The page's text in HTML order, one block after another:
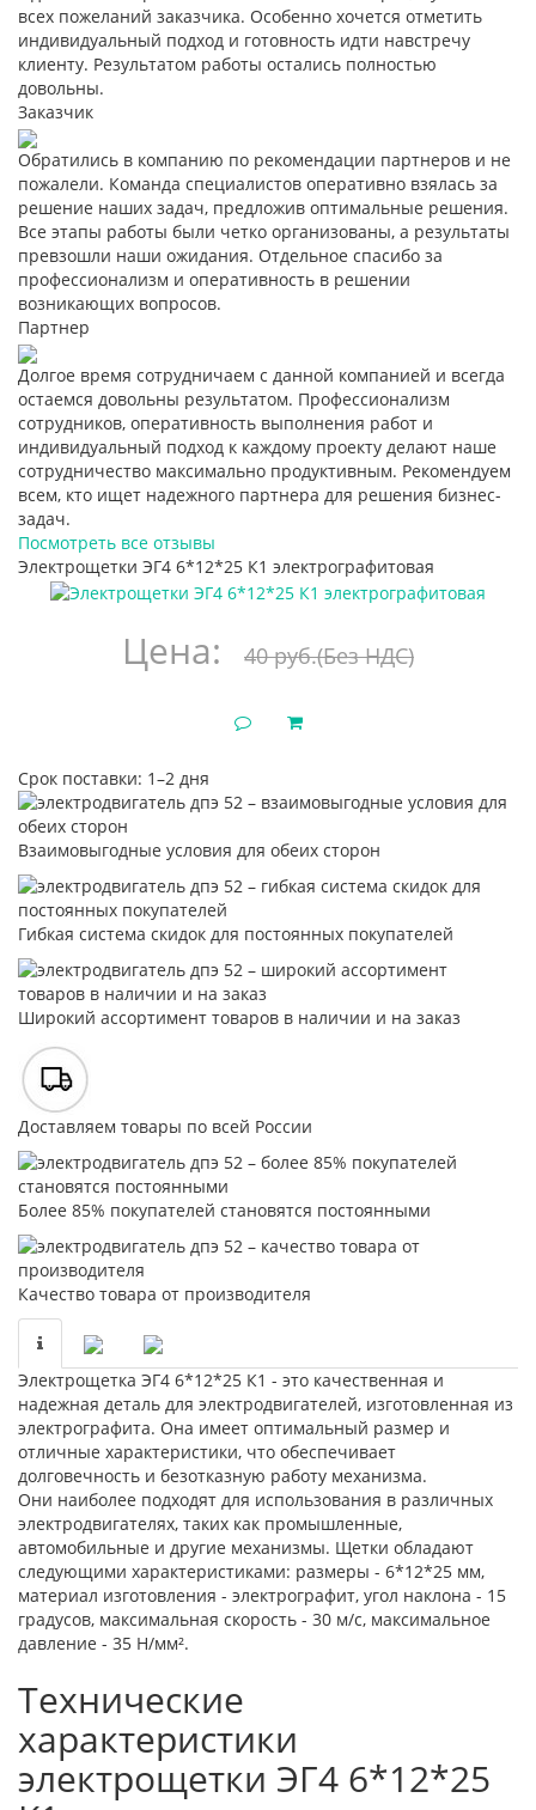
всех пожеланий заказчика. Особенно хочется отметить
индивидуальный подход и готовность идти навстречу
клиенту. Результатом работы остались полностью
довольны.
Заказчик
Обратились в компанию по рекомендации партнеров и не
пожалели. Команда специалистов оперативно взялась за
решение наших задач, предложив оптимальные решения.
Все этапы работы были четко организованы, а результаты
превзошли наши ожидания. Отдельное спасибо за
профессионализм и оперативность в решении
возникающих вопросов.
Партнер
Долгое время сотрудничаем с данной компанией и всегда
остаемся довольны результатом. Профессионализм
сотрудников, оперативность выполнения работ и
индивидуальный подход к каждому проекту делают наше
сотрудничество максимально продуктивным. Рекомендуем
всем, кто ищет надежного партнера для решения бизнес-
задач.
Посмотреть все отзывы
Электрощетки ЭГ4 6*12*25 К1 электрографитовая
Цена: 40 руб.(Без НДС)
Срок поставки: 1–2 дня
Взаимовыгодные условия для обеих сторон
Гибкая система скидок для постоянных покупателей
Широкий ассортимент товаров в наличии и на заказ
Доставляем товары по всей России
Более 85% покупателей становятся постоянными
Качество товара от производителя
Электрощетка ЭГ4 6*12*25 К1 - это качественная и
надежная деталь для электродвигателей, изготовленная из
электрографита. Она имеет оптимальный размер и
отличные характеристики, что обеспечивает
долговечность и безотказную работу механизма.
Они наиболее подходят для использования в различных
электродвигателях, таких как промышленные,
автомобильные и другие механизмы. Щетки обладают
следующими характеристиками: размеры - 6*12*25 мм,
материал изготовления - электрографит, угол наклона - 15
градусов, максимальная скорость - 30 м/с, максимальное
давление - 35 Н/мм².
Технические
характеристики
электрощетки ЭГ4 6*12*25